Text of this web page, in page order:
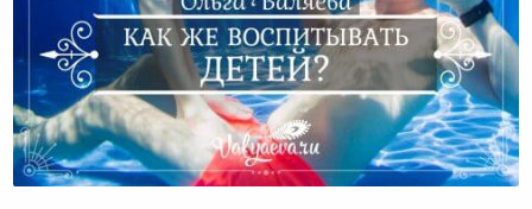
Как Же Воспитывать Детей?